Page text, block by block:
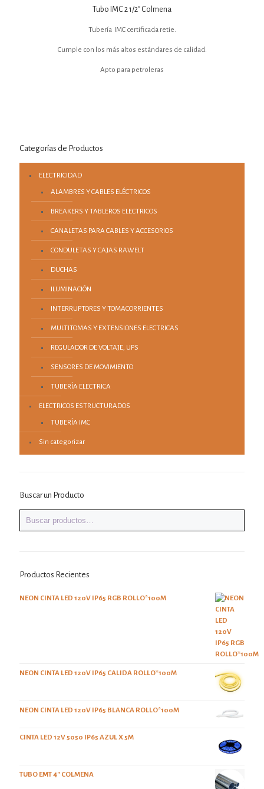
Tubo IMC 2 1/2″ Colmena
Tubería IMC certificada retie.
Cumple con los más altos estándares de calidad.
Apto para petroleras
Categorías de Productos
ELECTRICIDAD
ALAMBRES Y CABLES ELÉCTRICOS
BREAKERS Y TABLEROS ELECTRICOS
CANALETAS PARA CABLES Y ACCESORIOS
CONDULETAS Y CAJAS RAWELT
DUCHAS
ILUMINACIÓN
INTERRUPTORES Y TOMACORRIENTES
MULTITOMAS Y EXTENSIONES ELECTRICAS
REGULADOR DE VOLTAJE, UPS
SENSORES DE MOVIMIENTO
TUBERÍA ELECTRICA
ELECTRICOS ESTRUCTURADOS
TUBERÍA IMC
Sin categorizar
Buscar un Producto
Productos Recientes
NEON CINTA LED 120V IP65 RGB ROLLO*100M
NEON CINTA LED 120V IP65 CALIDA ROLLO*100M
NEON CINTA LED 120V IP65 BLANCA ROLLO*100M
CINTA LED 12V 5050 IP65 AZUL X 5M
TUBO EMT 4" COLMENA